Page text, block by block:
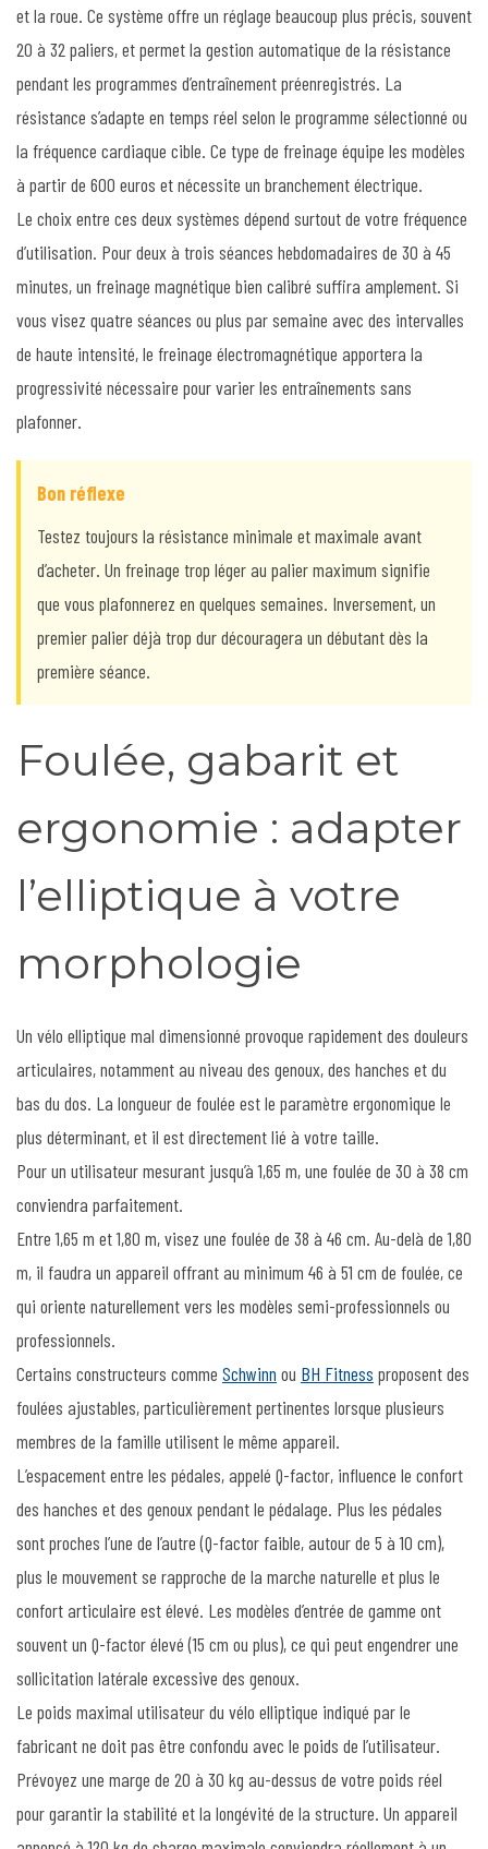
et la roue. Ce système offre un réglage beaucoup plus précis, souvent
20 à 32 paliers, et permet la gestion automatique de la résistance
pendant les programmes d’entraînement préenregistrés. La
résistance s’adapte en temps réel selon le programme sélectionné ou
la fréquence cardiaque cible. Ce type de freinage équipe les modèles
à partir de 600 euros et nécessite un branchement électrique.
Le choix entre ces deux systèmes dépend surtout de votre fréquence
d’utilisation. Pour deux à trois séances hebdomadaires de 30 à 45
minutes, un freinage magnétique bien calibré suffira amplement. Si
vous visez quatre séances ou plus par semaine avec des intervalles
de haute intensité, le freinage électromagnétique apportera la
progressivité nécessaire pour varier les entraînements sans
plafonner.
Bon réflexe
Testez toujours la résistance minimale et maximale avant
d’acheter. Un freinage trop léger au palier maximum signifie
que vous plafonnerez en quelques semaines. Inversement, un
premier palier déjà trop dur découragera un débutant dès la
première séance.
Foulée, gabarit et
ergonomie : adapter
l’elliptique à votre
morphologie
Un vélo elliptique mal dimensionné provoque rapidement des douleurs
articulaires, notamment au niveau des genoux, des hanches et du
bas du dos. La longueur de foulée est le paramètre ergonomique le
plus déterminant, et il est directement lié à votre taille.
Pour un utilisateur mesurant jusqu’à 1,65 m, une foulée de 30 à 38 cm
conviendra parfaitement.
Entre 1,65 m et 1,80 m, visez une foulée de 38 à 46 cm. Au-delà de 1,80
m, il faudra un appareil offrant au minimum 46 à 51 cm de foulée, ce
qui oriente naturellement vers les modèles semi-professionnels ou
professionnels.
Certains constructeurs comme Schwinn ou BH Fitness proposent des
foulées ajustables, particulièrement pertinentes lorsque plusieurs
membres de la famille utilisent le même appareil.
L’espacement entre les pédales, appelé Q-factor, influence le confort
des hanches et des genoux pendant le pédalage. Plus les pédales
sont proches l’une de l’autre (Q-factor faible, autour de 5 à 10 cm),
plus le mouvement se rapproche de la marche naturelle et plus le
confort articulaire est élevé. Les modèles d’entrée de gamme ont
souvent un Q-factor élevé (15 cm ou plus), ce qui peut engendrer une
sollicitation latérale excessive des genoux.
Le poids maximal utilisateur du vélo elliptique indiqué par le
fabricant ne doit pas être confondu avec le poids de l’utilisateur.
Prévoyez une marge de 20 à 30 kg au-dessus de votre poids réel
pour garantir la stabilité et la longévité de la structure. Un appareil